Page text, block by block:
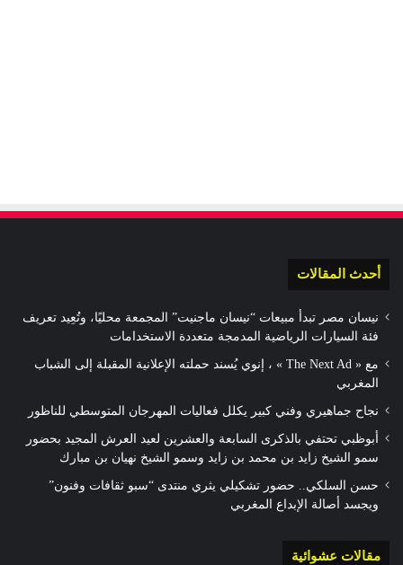
أحدث المقالات
نيسان مصر تبدأ مبيعات “نيسان ماجنيت” المجمعة محليًا، وتُعِيد تعريف
فئة السيارات الرياضية المدمجة متعددة الاستخدامات
مع « The Next Ad » ، إنوي يُسند حملته الإعلانية المقبلة إلى الشباب
المغربي
نجاح جماهيري وفني كبير يكلل فعاليات المهرجان المتوسطي للناظور
أبوظبي تحتفي بالذكرى السابعة والعشرين لعيد العرش المجيد بحضور
سمو الشيخ زايد بن محمد بن زايد وسمو الشيخ نهيان بن مبارك
حسن السلكي.. حضور تشكيلي يثري منتدى “سبو ثقافات وفنون”
ويجسد أصالة الإبداع المغربي
مقالات عشوائية